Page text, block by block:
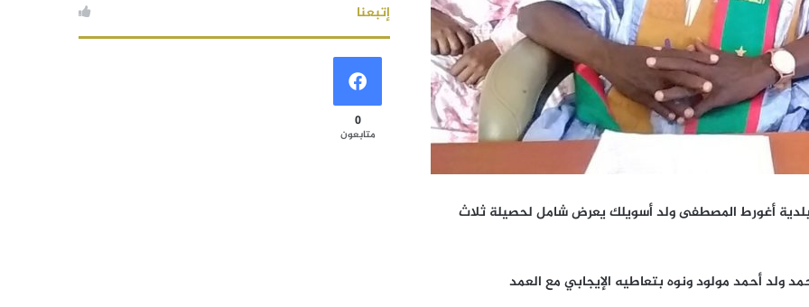
/ قام يوم أمس السبت 04 / 12 / 2021 عمدة بلدية أغورط المصطفى ولد أسويلك يعرض شامل لحصيلة ثلاث
ولد أحمد مولود ونوه بتعاطيه الإيجابي مع العمد
إتبعنا
0
متابعون